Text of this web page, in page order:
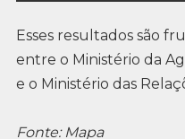
Esses resultados são
entre o Ministério da
e o Ministério das
Fonte: Mapa